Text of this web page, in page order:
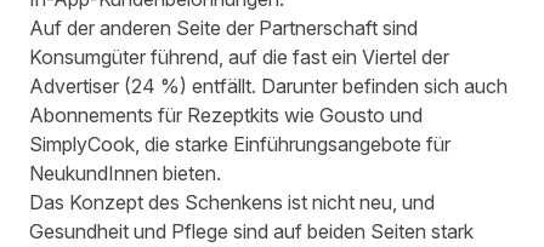
Auf der anderen Seite der Partnerschaft sind
Konsumgüter führend, auf die fast ein Viertel der
Advertiser (24 %) entfällt. Darunter befinden sich auch
Abonnements für Rezeptkits wie Gousto und
SimplyCook, die starke Einführungsangebote für
NeukundInnen bieten.
Das Konzept des Schenkens ist nicht neu, und
Gesundheit und Pflege sind auf beiden Seiten stark